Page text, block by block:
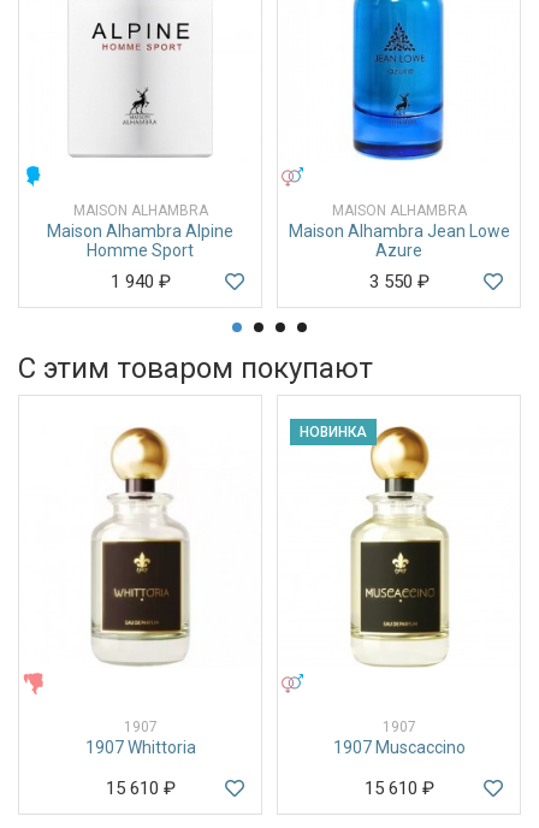
MAISON ALHAMBRA
Maison Alhambra Alpine
Homme Sport
1 940 ₽
MAISON ALHAMBRA
Maison Alhambra Jean Lowe
Azure
3 550 ₽
С этим товаром покупают
1907
1907 Whittoria
15 610 ₽
НОВИНКА
1907
1907 Muscaccino
15 610 ₽